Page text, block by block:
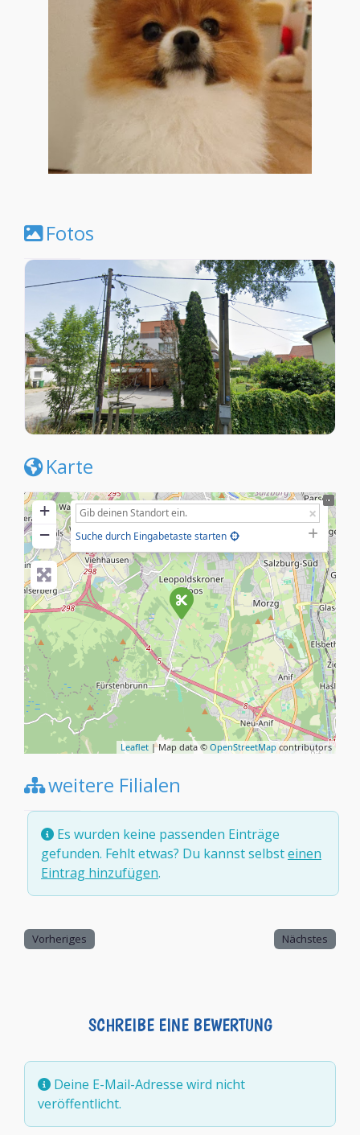
Fotos
Karte
+
−
Suche durch Eingabetaste starten
Leaflet | Map data © OpenStreetMap contributors
weitere Filialen
Es wurden keine passenden Einträge
gefunden. Fehlt etwas? Du kannst selbsteinen
Eintrag hinzufügen.
Vorheriges Nächstes
SCHREIBE EINE BEWERTUNG
Deine E-Mail-Adresse wird nicht
veröffentlicht.